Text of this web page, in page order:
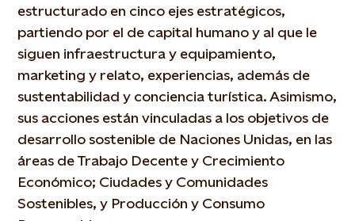
estructurado en cinco ejes estratégicos,
partiendo por el de capital humano y al que le
siguen infraestructura y equipamiento,
marketing y relato, experiencias, además de
sustentabilidad y conciencia turística. Asimismo,
sus acciones están vinculadas a los objetivos de
desarrollo sostenible de Naciones Unidas, en las
áreas de Trabajo Decente y Crecimiento
Económico; Ciudades y Comunidades
Sostenibles, y Producción y Consumo